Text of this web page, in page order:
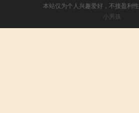
本站仅为个人兴趣爱好，不接盈利
小男孩